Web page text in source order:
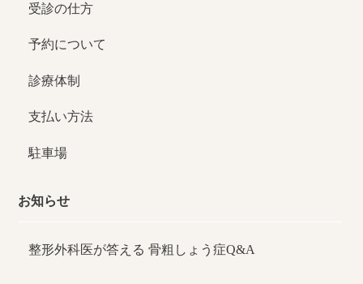
受診の仕方
予約について
診療体制
支払い方法
駐車場
お知らせ
整形外科医が答える 骨粗しょう症Q&A